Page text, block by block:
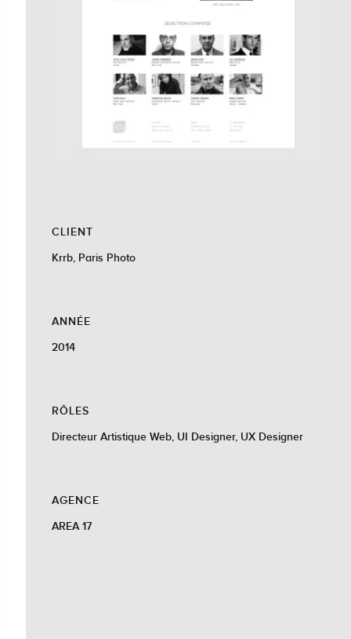
CLIENT
Krrb, Paris Photo
ANNÉE
2014
RÔLES
Directeur Artistique Web, UI Designer, UX Designer
AGENCE
AREA 17